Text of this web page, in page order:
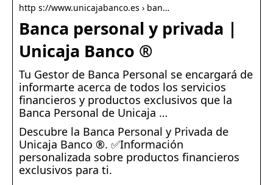
http s://www.unicajabanco.es › ban…
Banca personal y privada |
Unicaja Banco ®
Tu Gestor de Banca Personal se encargará de
informarte acerca de todos los servicios
financieros y productos exclusivos que la
Banca Personal de Unicaja …
Descubre la Banca Personal y Privada de
Unicaja Banco ®. ✅Información
personalizada sobre productos financieros
exclusivos para ti.